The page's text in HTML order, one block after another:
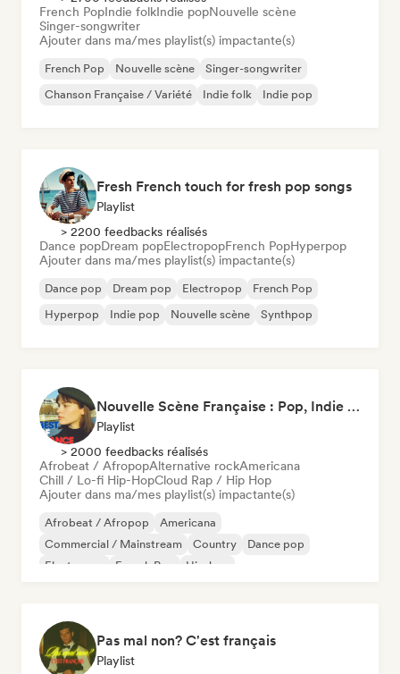
French PopIndie folkIndie popNouvelle scène
Singer-songwriter
Ajouter dans ma/mes playlist(s) impactante(s)
French Pop Nouvelle scène
Singer-songwriter
Chanson Française / Variété
Indie folk Indie pop
Fresh French touch for fresh pop songs
Playlist
> 2200 feedbacks réalisés
Dance popDream popElectropopFrench PopHyperpop
Ajouter dans ma/mes playlist(s) impactante(s)
Dance pop Dream pop Electropop
French Pop
Hyperpop
Indie pop Nouvelle scène Synthpop
Nouvelle Scène Française : Pop, Indie & Chanson Émergente
Playlist
> 2000 feedbacks réalisés
Afrobeat / AfropopAlternative rockAmericana
Chill / Lo-fi Hip-HopCloud Rap / Hip Hop
Ajouter dans ma/mes playlist(s) impactante(s)
Afrobeat / Afropop
Americana
Commercial / Mainstream
Country
Dance pop
Electropop
French Pop Hip-hop
Pas mal non? C'est français
Playlist